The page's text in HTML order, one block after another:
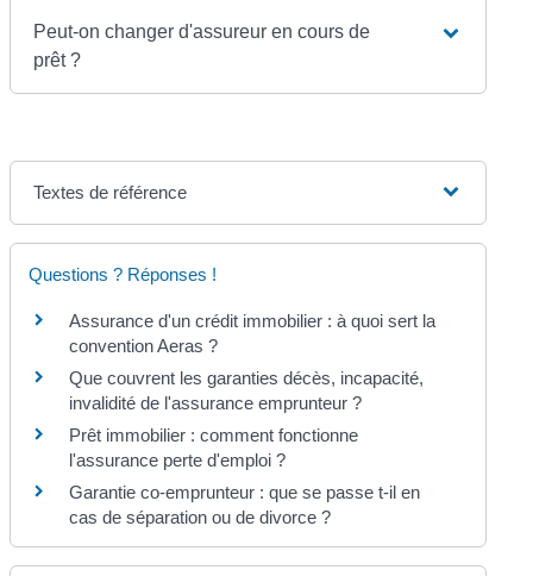
Peut-on changer d'assureur en cours de
prêt ?
Textes de référence
Questions ? Réponses !
Assurance d'un crédit immobilier : à quoi sert la
convention Aeras ?
Que couvrent les garanties décès, incapacité,
invalidité de l'assurance emprunteur ?
Prêt immobilier : comment fonctionne
l'assurance perte d'emploi ?
Garantie co-emprunteur : que se passe t-il en
cas de séparation ou de divorce ?